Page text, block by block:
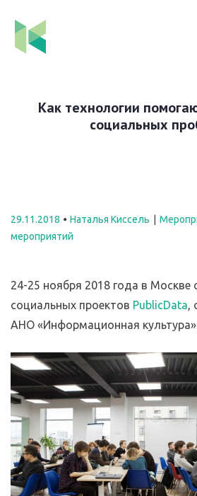
Как технологии
социальных
29.11.2018 Наталья Киссель
мероприятий
24-25 ноября 2018 года в Москве
социальных проектов PublicData,
АНО «Информационная